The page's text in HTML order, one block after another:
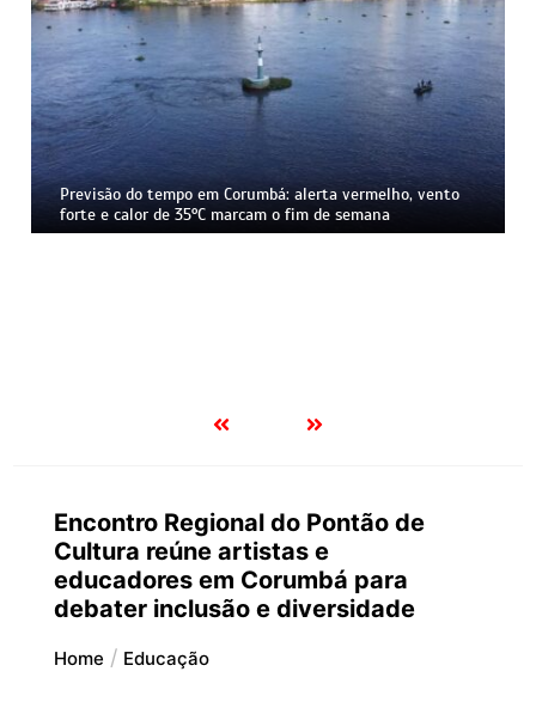
Encontro Regional do Pontão de
Cultura reúne artistas e
educadores em Corumbá para
debater inclusão e diversidade
Home Educação